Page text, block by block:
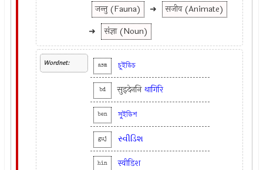
जन्तु (Fauna)
➜
सजीव (Animate)
➜
संज्ञा (Noun)
Wordnet: asm চুইডিচ
bd सुइदेननि थागिरि
ben সুইডিশ
guj સ્વીડિશ
hin स्वीडिश